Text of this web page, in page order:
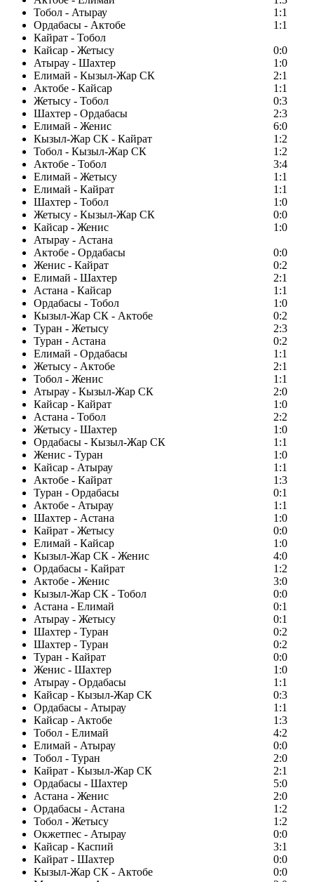
Тобол - Атырау
1:1
Ордабасы - Актобе
1:1
Кайрат - Тобол
Кайсар - Жетысу
0:0
Атырау - Шахтер
1:0
Елимай - Кызыл-Жар СК
2:1
Актобе - Кайсар
1:1
Жетысу - Тобол
0:3
Шахтер - Ордабасы
2:3
Елимай - Женис
6:0
Кызыл-Жар СК - Кайрат
1:2
Тобол - Кызыл-Жар СК
1:2
Актобе - Тобол
3:4
Елимай - Жетысу
1:1
Елимай - Кайрат
1:1
Шахтер - Тобол
1:0
Жетысу - Кызыл-Жар СК
0:0
Кайсар - Женис
1:0
Атырау - Астана
Актобе - Ордабасы
0:0
Женис - Кайрат
0:2
Елимай - Шахтер
2:1
Астана - Кайсар
1:1
Ордабасы - Тобол
1:0
Кызыл-Жар СК - Актобе
0:2
Туран - Жетысу
2:3
Туран - Астана
0:2
Елимай - Ордабасы
1:1
Жетысу - Актобе
2:1
Тобол - Женис
1:1
Атырау - Кызыл-Жар СК
2:0
Кайсар - Кайрат
1:0
Астана - Тобол
2:2
Жетысу - Шахтер
1:0
Ордабасы - Кызыл-Жар СК
1:1
Женис - Туран
1:0
Кайсар - Атырау
1:1
Актобе - Кайрат
1:3
Туран - Ордабасы
0:1
Актобе - Атырау
1:1
Шахтер - Астана
1:0
Кайрат - Жетысу
0:0
Елимай - Кайсар
1:0
Кызыл-Жар СК - Женис
4:0
Ордабасы - Кайрат
1:2
Актобе - Женис
3:0
Кызыл-Жар СК - Тобол
0:0
Астана - Елимай
0:1
Атырау - Жетысу
0:1
Шахтер - Туран
0:2
Шахтер - Туран
0:2
Туран - Кайрат
0:0
Женис - Шахтер
1:0
Атырау - Ордабасы
1:1
Кайсар - Кызыл-Жар СК
0:3
Ордабасы - Атырау
1:1
Кайсар - Актобе
1:3
Тобол - Елимай
4:2
Елимай - Атырау
0:0
Тобол - Туран
2:0
Кайрат - Кызыл-Жар СК
2:1
Ордабасы - Шахтер
5:0
Астана - Женис
2:0
Ордабасы - Астана
1:2
Тобол - Жетысу
1:2
Окжетпес - Атырау
0:0
Кайсар - Каспий
3:1
Кайрат - Шахтер
0:0
Кызыл-Жар СК - Актобе
0:0